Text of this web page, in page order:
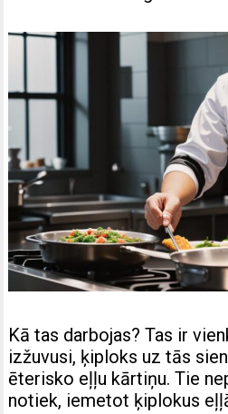
Kā tas darbojas? Tas ir
izžuvusi, ķiploks uz tās
ēterisko eļļu kārtiņu. Tie
notiek, iemetot ķiplokus